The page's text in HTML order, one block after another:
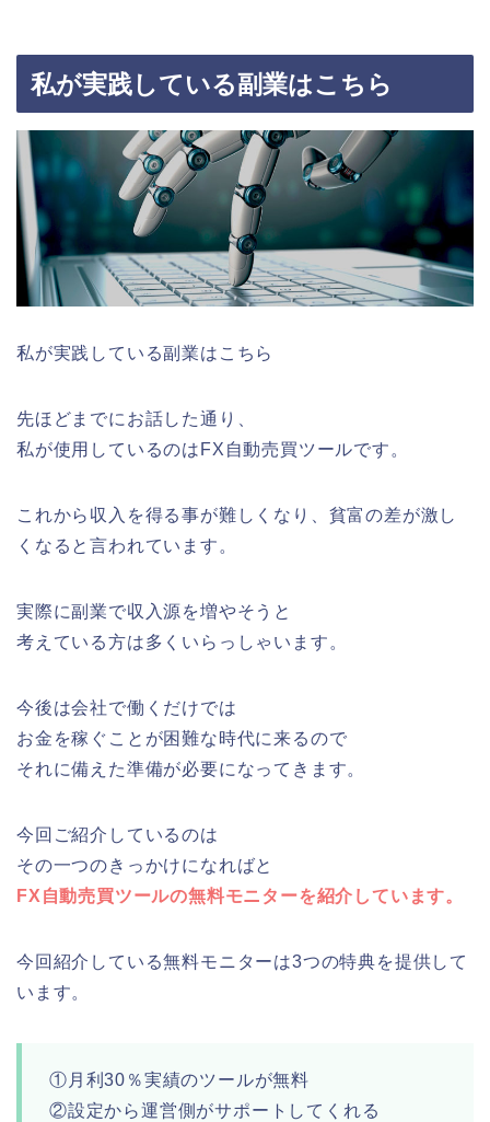
私が実践している副業はこちら
私が実践している副業はこちら
先ほどまでにお話した通り、
私が使用しているのはFX自動売買ツールです。
これから収入を得る事が難しくなり、貧富の差が激し
くなると言われています。
実際に副業で収入源を増やそうと
考えている方は多くいらっしゃいます。
今後は会社で働くだけでは
お金を稼ぐことが困難な時代に来るので
それに備えた準備が必要になってきます。
今回ご紹介しているのは
その一つのきっかけになればと
FX自動売買ツールの無料モニターを紹介しています。
今回紹介している無料モニターは3つの特典を提供して
います。
①月利30％実績のツールが無料
②設定から運営側がサポートしてくれる